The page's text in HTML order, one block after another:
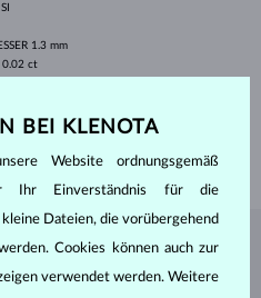
SI
1.3 mm
0.02 ct
KLENOTA ATELIER
BEI KLENOTA
Website ordnungsgemäß
Ihr Einverständnis für die
Dateien, die vorübergehend
Cookies können auch zur
verwendet werden. Weitere